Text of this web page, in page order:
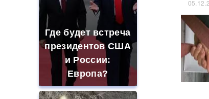
Где будет встреча
президентов США
и России:
Европа?